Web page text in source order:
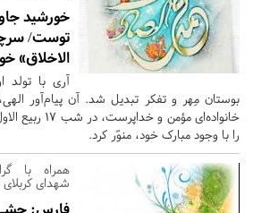
خورشيد
توست/
الاخلاق»
آری با
بوستان مِهر و تفکر تبدیل شد. آن پیام‌آور
خانواده‌ای
را با وجود مبارک خود، منوّر کرد.
همراه با
شهدای کربلای 4؛